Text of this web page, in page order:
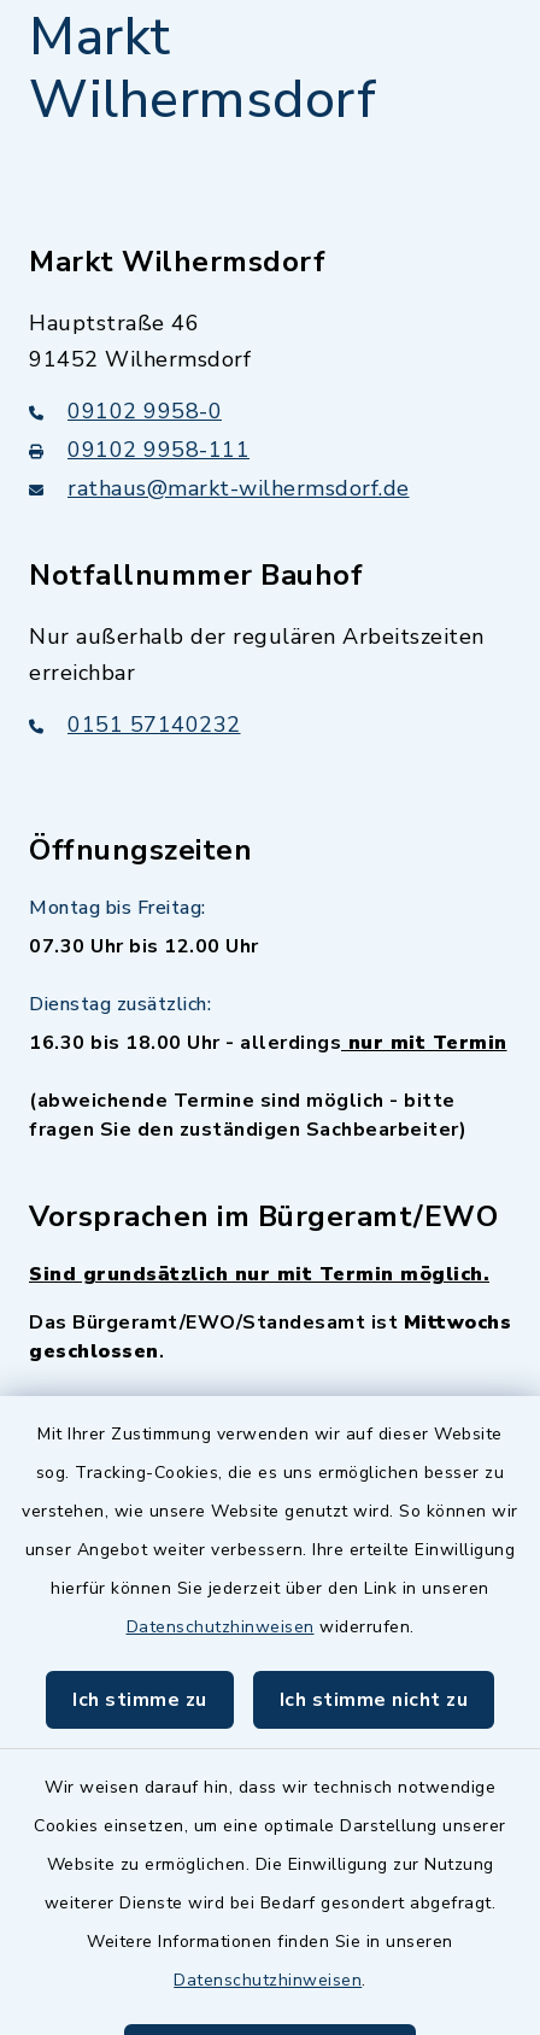
Mit Ihrer Zustimmung verwenden wir auf dieser Website
sog. Tracking-Cookies, die es uns ermöglichen besser zu
verstehen, wie unsere Website genutzt wird. So können wir
unser Angebot weiter verbessern. Ihre erteilte Einwilligung
hierfür können Sie jederzeit über den Link in unseren
Datenschutzhinweisen widerrufen.
Ich stimme zu Ich stimme nicht zu
Wir weisen darauf hin, dass wir technisch notwendige
Cookies einsetzen, um eine optimale Darstellung unserer
Website zu ermöglichen. Die Einwilligung zur Nutzung
weiterer Dienste wird bei Bedarf gesondert abgefragt.
Weitere Informationen finden Sie in unseren
Datenschutzhinweisen.
Markt
Wilhermsdorf
Markt Wilhermsdorf
Hauptstraße 46
91452 Wilhermsdorf
09102 9958-0
09102 9958-111
rathaus@markt-wilhermsdorf.de
Notfallnummer Bauhof
Nur außerhalb der regulären Arbeitszeiten
erreichbar
0151 57140232
Öffnungszeiten
Montag bis Freitag:
07.30 Uhr bis 12.00 Uhr
Dienstag zusätzlich:
16.30 bis 18.00 Uhr - allerdings nur mit Termin
(abweichende Termine sind möglich - bitte
fragen Sie den zuständigen Sachbearbeiter)
Vorsprachen im Bürgeramt/EWO
Sind grundsätzlich nur mit Termin möglich.
Das Bürgeramt/EWO/Standesamt ist Mittwochs
geschlossen.
Quicklinks
Zenngrund Allianz
Dillenberggruppe
inixmedia GmbH
Barrierefreiheit